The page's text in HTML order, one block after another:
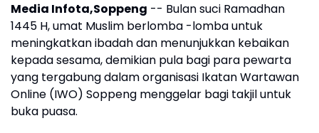
Media Infota,Soppeng -- Bulan suci Ramadhan
1445 H, umat Muslim berlomba -lomba untuk
meningkatkan ibadah dan menunjukkan kebaikan
kepada sesama, demikian pula bagi para pewarta
yang tergabung dalam organisasi Ikatan Wartawan
Online (IWO) Soppeng menggelar bagi takjil untuk
buka puasa.